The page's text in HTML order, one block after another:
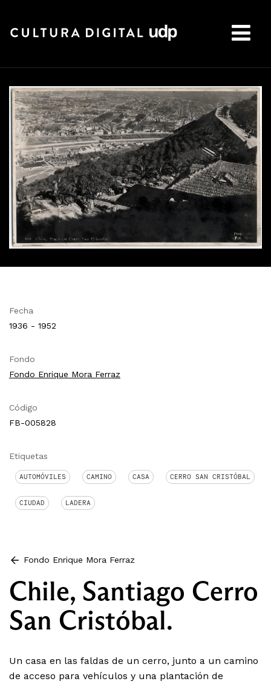
Fecha
1936 - 1952
Fondo
Fondo Enrique Mora Ferraz
Código
FB-005828
Etiquetas
AUTOMÓVILES CAMINO CASA CERRO SAN CRISTÓBAL
CIUDAD LADERA
Fondo Enrique Mora Ferraz
Chile, Santiago Cerro
San Cristóbal.
Un casa en las faldas de un cerro, junto a un camino
de acceso para vehículos y una plantación de